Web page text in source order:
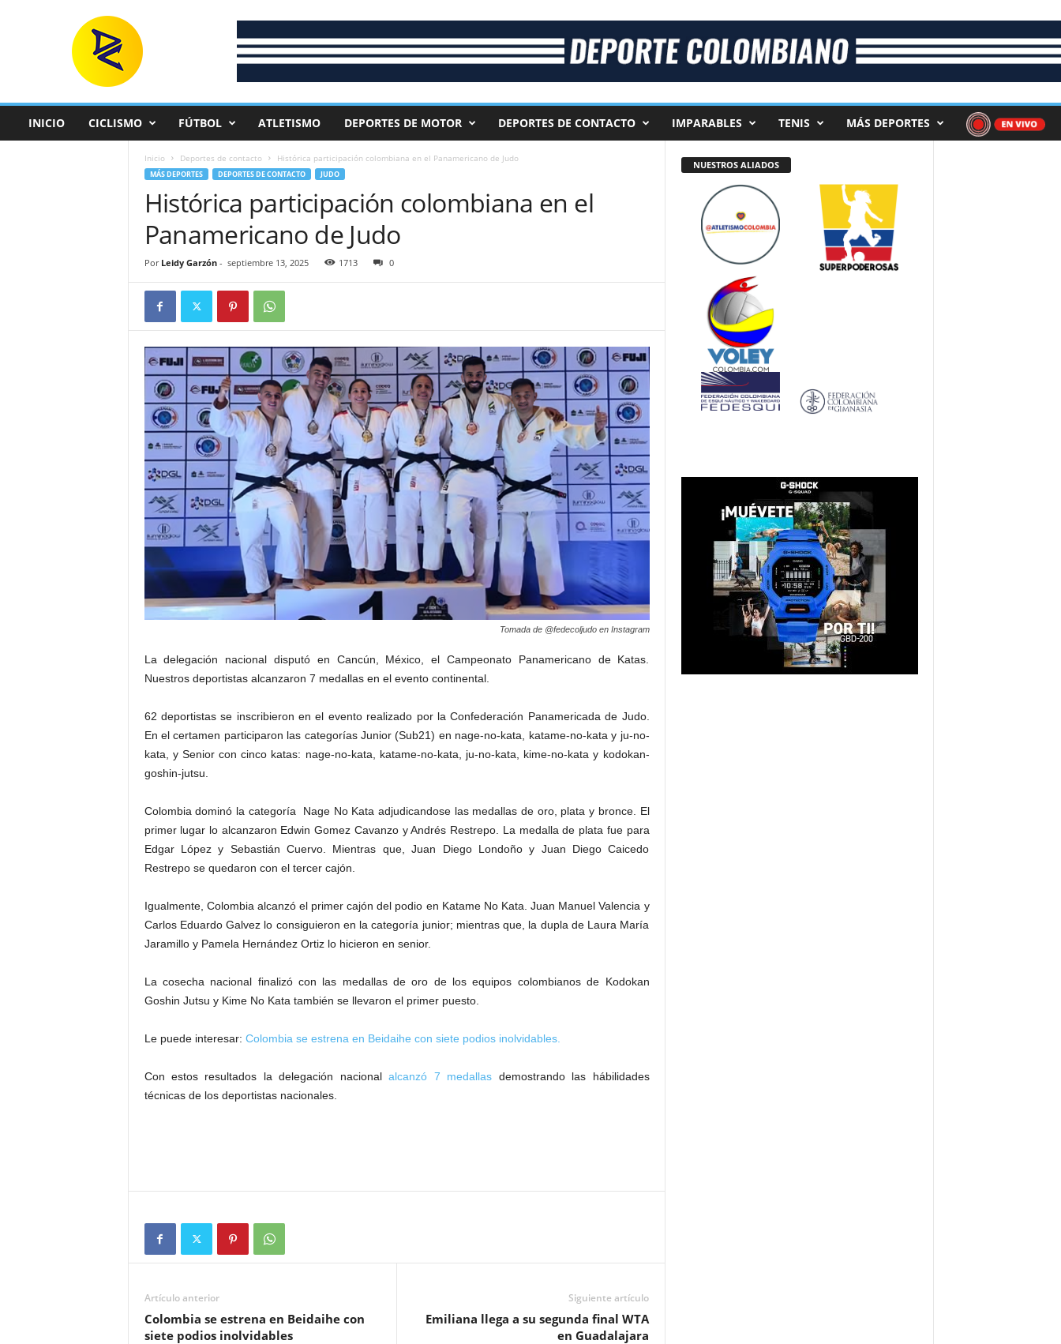
INICIO CICLISMO FÚTBOL ATLETISMO DEPORTES DE MOTOR DEPORTES DE CONTACTO IMPARABLES TENIS MÁS DEPORTES
Inicio Deportes de contacto Histórica participación colombiana en el Panamericano de Judo
MÁS DEPORTES DEPORTES DE CONTACTO JUDO
Histórica participación colombiana en el
Panamericano de Judo
Por Leidy Garzón- septiembre 13, 2025 1713 0
Tomada de @fedecoljudo en Instagram
La delegación nacional disputó en Cancún, México, el Campeonato Panamericano de Katas.
Nuestros deportistas alcanzaron 7 medallas en el evento continental.
62 deportistas se inscribieron en el evento realizado por la Confederación Panamericada de Judo.
En el certamen participaron las categorías Junior (Sub21) en nage-no-kata, katame-no-kata y ju-no-
kata, y Senior con cinco katas: nage-no-kata, katame-no-kata, ju-no-kata, kime-no-kata y kodokan-
goshin-jutsu.
Colombia dominó la categoría Nage No Kata adjudicandose las medallas de oro, plata y bronce. El
primer lugar lo alcanzaron Edwin Gomez Cavanzo y Andrés Restrepo. La medalla de plata fue para
Edgar López y Sebastián Cuervo. Mientras que, Juan Diego Londoño y Juan Diego Caicedo
Restrepo se quedaron con el tercer cajón.
Igualmente, Colombia alcanzó el primer cajón del podio en Katame No Kata. Juan Manuel Valencia y
Carlos Eduardo Galvez lo consiguieron en la categoría junior; mientras que, la dupla de Laura María
Jaramillo y Pamela Hernández Ortiz lo hicieron en senior.
La cosecha nacional finalizó con las medallas de oro de los equipos colombianos de Kodokan
Goshin Jutsu y Kime No Kata también se llevaron el primer puesto.
Le puede interesar: Colombia se estrena en Beidaihe con siete podios inolvidables.
Con estos resultados la delegación nacionalalcanzó 7 medallas demostrando las hábilidades
técnicas de los deportistas nacionales.
Artículo anterior
Colombia se estrena en Beidaihe con
siete podios inolvidables
Siguiente artículo
Emiliana llega a su segunda final WTA
en Guadalajara
NUESTROS ALIADOS